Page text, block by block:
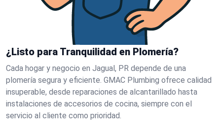
¿Listo para Tranquilidad en Plomería?
Cada hogar y negocio en Jagual, PR depende de una
plomería segura y eficiente. GMAC Plumbing ofrece calidad
insuperable, desde reparaciones de alcantarillado hasta
instalaciones de accesorios de cocina, siempre con el
servicio al cliente como prioridad.